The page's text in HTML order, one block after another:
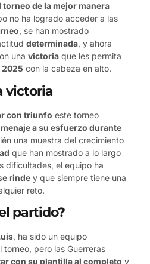
torneo de la mejor manera
no ha logrado acceder a las
, se han mostrado
determinada, y ahora
una victoria que les permita
con la cabeza en alto.
victoria
con triunfo este torneo
a su esfuerzo durante
una muestra del crecimiento
que han mostrado a lo largo
dificultades, el equipo ha
rinde y que siempre tiene una
reto.
partido?
, ha sido un equipo
pero las Guerreras
con su plantilla al completo y